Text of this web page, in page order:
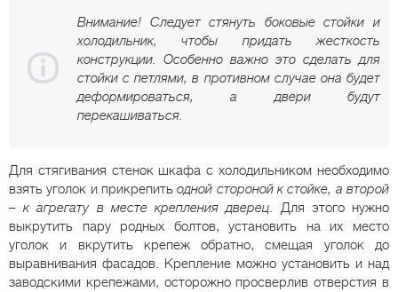
Внимание! Следует стянуть боковые стойки и
холодильник, чтобы придать жесткость
конструкции. Особенно важно это сделать для
стойки с петлями, в противном случае она будет
деформироваться, а двери будут
перекашиваться.
Для стягивания стенок шкафа с холодильником необходимо
взять уголок и прикрепитьодной стороной к стойке, а второй
– к агрегату в месте крепления дверец. Для этого нужно
выкрутить пару родных болтов, установить на их место
уголок и вкрутить крепеж обратно, смещая уголок до
выравнивания фасадов. Крепление можно установить и над
заводскими крепежами, осторожно просверлив отверстия в